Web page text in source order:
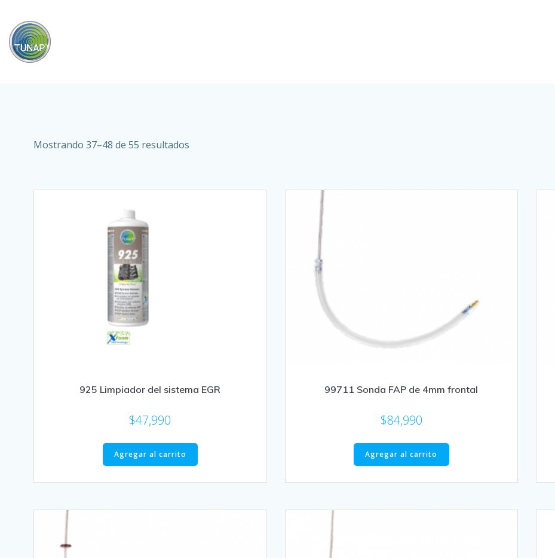
contenido
Mostrando 37–48 de 55 resultados
925 Limpiador del sistema EGR
$47,990
Agregar al carrito
99711 Sonda FAP de 4mm frontal
$84,990
Agregar al carrito